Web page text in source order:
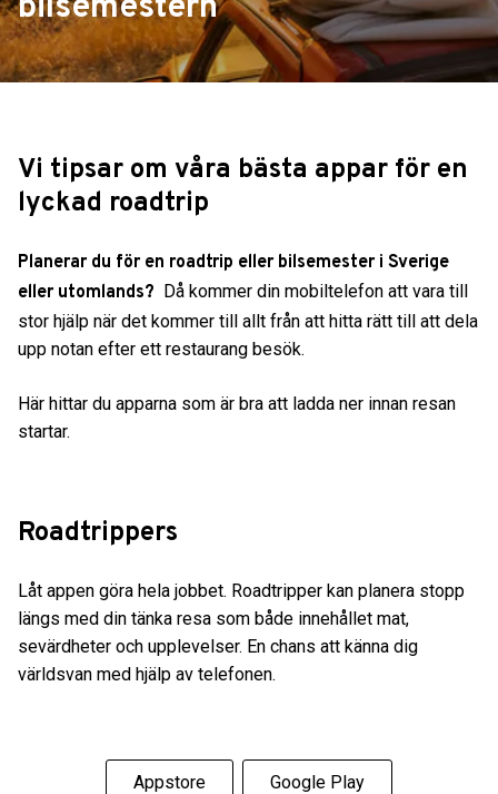
bilsemestern
Vi tipsar om våra bästa appar för en
lyckad roadtrip
Planerar du för en roadtrip eller bilsemester i Sverige
eller utomlands? Då kommer din mobiltelefon att vara till
stor hjälp när det kommer till allt från att hitta rätt till att dela
upp notan efter ett restaurang besök.
Här hittar du apparna som är bra att ladda ner innan resan
startar.
Roadtrippers
Låt appen göra hela jobbet. Roadtripper kan planera stopp
längs med din tänka resa som både innehållet mat,
sevärdheter och upplevelser. En chans att känna dig
världsvan med hjälp av telefonen.
Appstore Google Play